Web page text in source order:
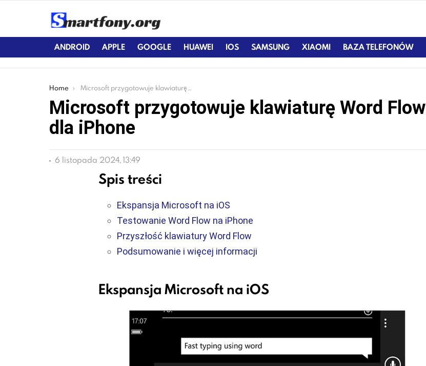
ANDROID APPLE GOOGLE HUAWEI IOS SAMSUNG XIAOMI BAZA TELEFONÓW
You are here:
Home Microsoft przygotowuje klawiaturę Word Flow dla iPhone
Microsoft przygotowuje klawiaturę Word Flow
dla iPhone
6 listopada 2024, 13:49
Spis treści
Ekspansja Microsoft na iOS
Testowanie Word Flow na iPhone
Przyszłość klawiatury Word Flow
Podsumowanie i więcej informacji
Ekspansja Microsoft na iOS